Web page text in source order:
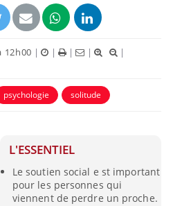
12h00 | | | |
|
psychologie solitude
L'ESSENTIEL
Le soutien social e st important
pour les personnes qui
viennent de perdre un proche.